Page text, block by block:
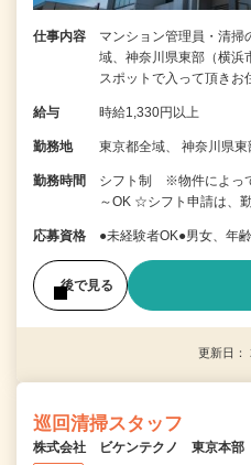
仕事内容
マンション管理員・清掃
域、神奈川県東部（横浜
スポットで入って頂き
給与 時給1,330円以上
勤務地 東京都全域、 神奈川県東
勤務時間
シフト制 ※物件によっ
～OK ☆シフト申請は、
応募資格 ●未経験者OK●男女、年
後で見る
更新日
巡回清掃スタッフ
株式会社 ビケンテクノ 東京本部